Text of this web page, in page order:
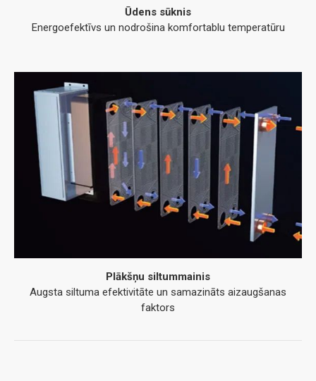
Ūdens sūknis
Energoefektīvs un nodrošina komfortablu temperatūru
Plākšņu siltummainis
Augsta siltuma efektivitāte un samazināts aizaugšanas
faktors